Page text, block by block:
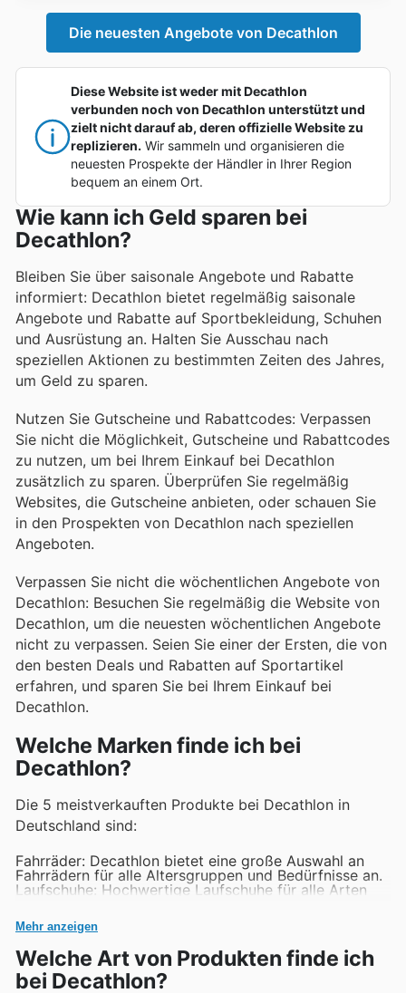
Die neuesten Angebote von Decathlon
Diese Website ist weder mit Decathlon
verbunden noch von Decathlon unterstützt und
zielt nicht darauf ab, deren offizielle Website zu
replizieren. Wir sammeln und organisieren die
neuesten Prospekte der Händler in Ihrer Region
bequem an einem Ort.
Wie kann ich Geld sparen bei
Decathlon?
Bleiben Sie über saisonale Angebote und Rabatte
informiert: Decathlon bietet regelmäßig saisonale
Angebote und Rabatte auf Sportbekleidung, Schuhen
und Ausrüstung an. Halten Sie Ausschau nach
speziellen Aktionen zu bestimmten Zeiten des Jahres,
um Geld zu sparen.
Nutzen Sie Gutscheine und Rabattcodes: Verpassen
Sie nicht die Möglichkeit, Gutscheine und Rabattcodes
zu nutzen, um bei Ihrem Einkauf bei Decathlon
zusätzlich zu sparen. Überprüfen Sie regelmäßig
Websites, die Gutscheine anbieten, oder schauen Sie
in den Prospekten von Decathlon nach speziellen
Angeboten.
Verpassen Sie nicht die wöchentlichen Angebote von
Decathlon: Besuchen Sie regelmäßig die Website von
Decathlon, um die neuesten wöchentlichen Angebote
nicht zu verpassen. Seien Sie einer der Ersten, die von
den besten Deals und Rabatten auf Sportartikel
erfahren, und sparen Sie bei Ihrem Einkauf bei
Decathlon.
Welche Marken finde ich bei
Decathlon?
Die 5 meistverkauften Produkte bei Decathlon in
Deutschland sind:
Fahrräder: Decathlon bietet eine große Auswahl an
Fahrrädern für alle Altersgruppen und Bedürfnisse an.
Laufschuhe: Hochwertige Laufschuhe für alle Arten
Yogamatten: Yogamatten in verschiedenen Größen
und Materialien für ein komfortables und sicheres
Yogaerlebnis.
Fitnessbekleidung: Eine breite Auswahl an
Fitnessbekleidung für Männer und Frauen für alle
Mehr anzeigen
Welche Art von Produkten finde ich
bei Decathlon?